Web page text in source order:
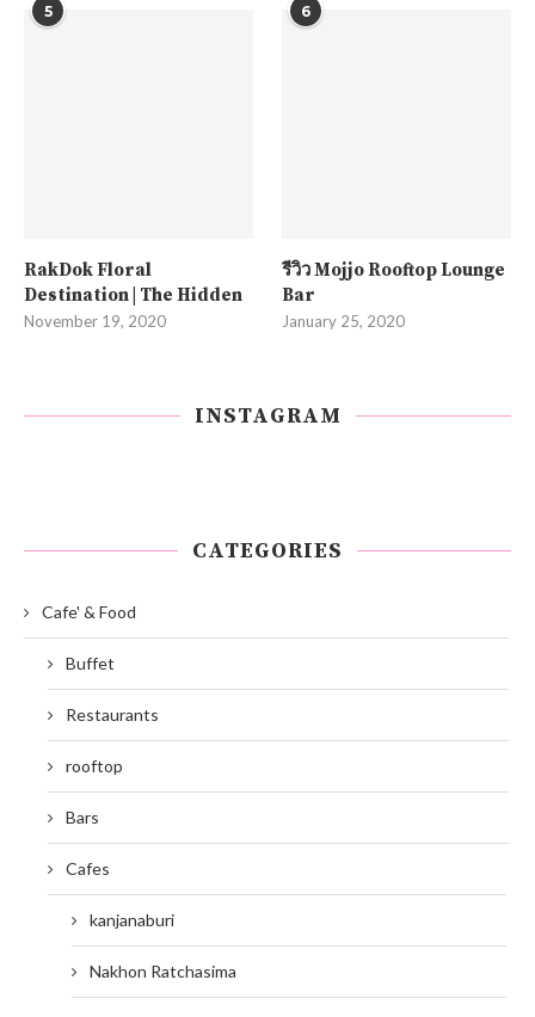
5
RakDok Floral
Destination | The Hidden
November 19, 2020
6
รีวิว Mojjo Rooftop Lounge
Bar
January 25, 2020
INSTAGRAM
CATEGORIES
Cafe' & Food
Buffet
Restaurants
rooftop
Bars
Cafes
kanjanaburi
Nakhon Ratchasima